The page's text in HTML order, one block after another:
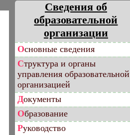
Сведения об
образовательной
организации
Основные сведения
Структура и органы
управления образовательной
организацией
Документы
Образование
Руководство